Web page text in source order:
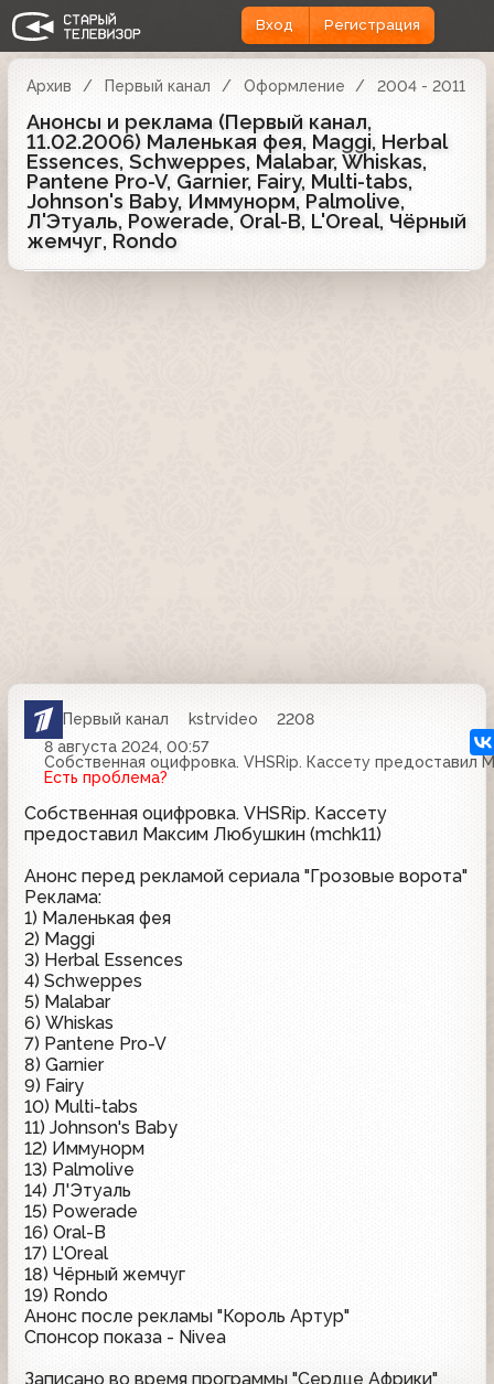
Вход Регистрация
Архив Первый канал Оформление 2004 - 2011
Анонсы и реклама (Первый канал,
11.02.2006) Маленькая фея, Maggi, Herbal
Essences, Schweppes, Malabar, Whiskas,
Pantene Pro-V, Garnier, Fairy, Multi-tabs,
Johnson's Baby, Иммунорм, Palmolive,
Л'Этуаль, Powerade, Oral-B, L'Oreal, Чёрный
жемчуг, Rondo
Первый канал kstrvideo
2208
8 августа 2024, 00:57
Собственная оцифровка. VHSRip. Кассету предоставил
Есть проблема?
Собственная оцифровка. VHSRip. Кассету
предоставил Максим Любушкин (mchk11)
Анонс перед рекламой сериала "Грозовые ворота"
Реклама:
1) Маленькая фея
2) Maggi
3) Herbal Essences
4) Schweppes
5) Malabar
6) Whiskas
7) Pantene Pro-V
8) Garnier
9) Fairy
10) Multi-tabs
11) Johnson's Baby
12) Иммунорм
13) Palmolive
14) Л'Этуаль
15) Powerade
16) Oral-B
17) L'Oreal
18) Чёрный жемчуг
19) Rondo
Анонс после рекламы "Король Артур"
Спонсор показа - Nivea
Записано во время программы "Сердце Африки"